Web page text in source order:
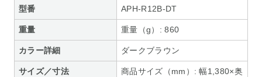
型番 APH-R12B-DT
重量 重量（g）: 860
カラー詳細 ダークブラウン
サイズ／寸法
商品サイズ（mm）: 幅1,380×奥